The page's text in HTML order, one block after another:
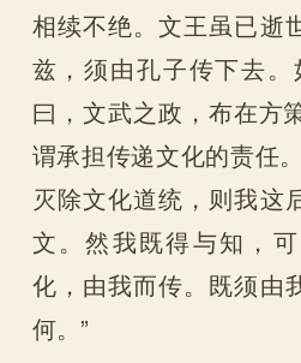
相续不绝。文王虽已逝
兹，须由孔子传下去。
曰，文武之政，布在方
谓承担传递文化的责任
灭除文化道统，则我这
文。然我既得与知，
化，由我而传。既须由
何。”